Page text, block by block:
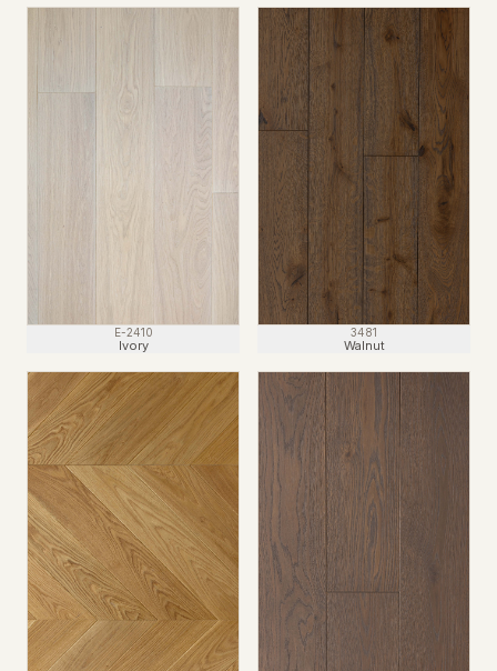
E-2410
Ivory
3481
Walnut